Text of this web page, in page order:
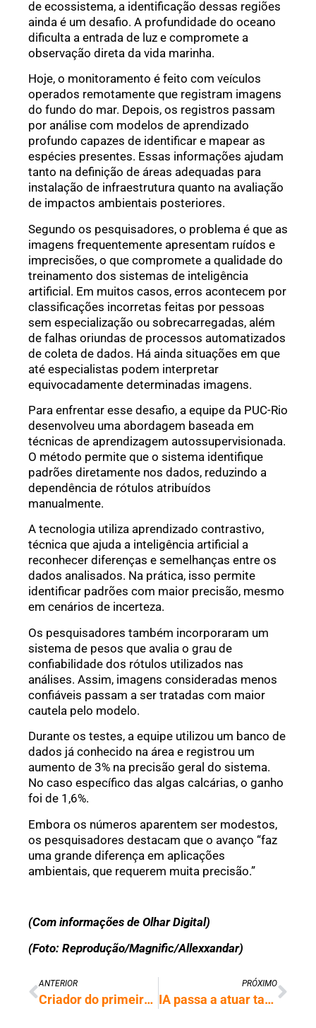
de ecossistema, a identificação dessas regiões
ainda é um desafio. A profundidade do oceano
dificulta a entrada de luz e compromete a
observação direta da vida marinha.
Hoje, o monitoramento é feito com veículos
operados remotamente que registram imagens
do fundo do mar. Depois, os registros passam
por análise com modelos de aprendizado
profundo capazes de identificar e mapear as
espécies presentes. Essas informações ajudam
tanto na definição de áreas adequadas para
instalação de infraestrutura quanto na avaliação
de impactos ambientais posteriores.
Segundo os pesquisadores, o problema é que as
imagens frequentemente apresentam ruídos e
imprecisões, o que compromete a qualidade do
treinamento dos sistemas de inteligência
artificial. Em muitos casos, erros acontecem por
classificações incorretas feitas por pessoas
sem especialização ou sobrecarregadas, além
de falhas oriundas de processos automatizados
de coleta de dados. Há ainda situações em que
até especialistas podem interpretar
equivocadamente determinadas imagens.
Para enfrentar esse desafio, a equipe da PUC-Rio
desenvolveu uma abordagem baseada em
técnicas de aprendizagem autossupervisionada.
O método permite que o sistema identifique
padrões diretamente nos dados, reduzindo a
dependência de rótulos atribuídos
manualmente.
A tecnologia utiliza aprendizado contrastivo,
técnica que ajuda a inteligência artificial a
reconhecer diferenças e semelhanças entre os
dados analisados. Na prática, isso permite
identificar padrões com maior precisão, mesmo
em cenários de incerteza.
Os pesquisadores também incorporaram um
sistema de pesos que avalia o grau de
confiabilidade dos rótulos utilizados nas
análises. Assim, imagens consideradas menos
confiáveis passam a ser tratadas com maior
cautela pelo modelo.
Durante os testes, a equipe utilizou um banco de
dados já conhecido na área e registrou um
aumento de 3% na precisão geral do sistema.
No caso específico das algas calcárias, o ganho
foi de 1,6%.
Embora os números aparentem ser modestos,
os pesquisadores destacam que o avanço “faz
uma grande diferença em aplicações
ambientais, que requerem muita precisão.”
(Com informações de Olhar Digital)
(Foto: Reprodução/Magnific/Allexxandar)
ANTERIOR
Criador do primeiro chatbot em 1966 passou décadas alertando sobre os riscos da IA
PRÓXIMO
IA passa a atuar também no lado ofensivo da cibersegurança